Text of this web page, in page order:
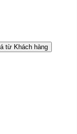
từ Khách hàng